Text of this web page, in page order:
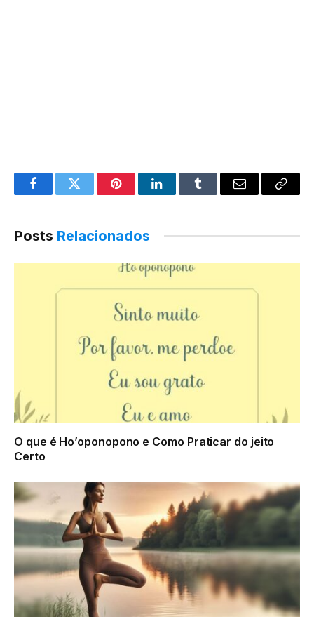
FacebookTwitter PinterestLinkedInTumblr E-
Link
cópia
Posts Relacionados
O que é Ho’oponopono e Como Praticar do jeito
Certo